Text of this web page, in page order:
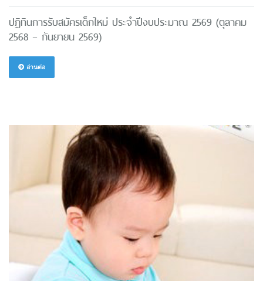
ปฏิทินการรับสมัครเด็กใหม่ ประจำปีงบประมาณ 2569 (ตุลาคม
2568 – กันยายน 2569)
อ่านต่อ